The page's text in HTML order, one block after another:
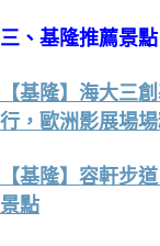
三、基隆推薦景點
【基隆】海大三
行，歐洲影展場
【基隆】容軒步
景點